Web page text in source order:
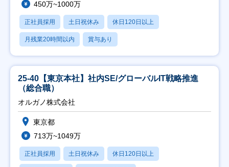
450万~1000万
正社員採用 土日祝休み 休日120日以上
月残業20時間以内 賞与あり
25-40【東京本社】社内SE/グローバルIT戦略推進
（総合職）
オルガノ株式会社
東京都
713万~1049万
正社員採用 土日祝休み 休日120日以上